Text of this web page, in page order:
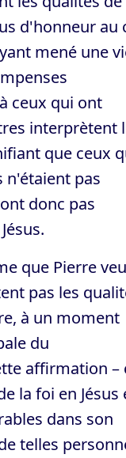
d'honneur au
mené une
ceux qui ont
interprètent
que ceux
n'étaient pas
donc pas
que Pierre
pas les
à un moment
du
affirmation –
la foi en Jésus
dans son
telles